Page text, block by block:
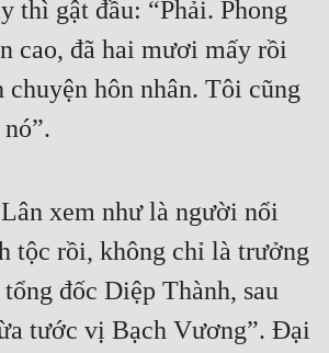
thì gật đầu: “Phải. Phong
cao, đã hai mươi mấy rồi
chuyện hôn nhân. Tôi cũng
xem như là người nổi
tộc rồi, không chỉ là trưởng
đốc Diệp Thành, sau
tước vị Bạch Vương”. Đại